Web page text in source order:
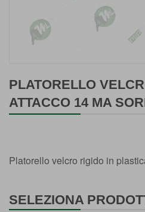
PLATORELLO
ATTACCO 14 MA
all'inizio
galleria
Platorello velcro rigido in
SELEZIONA